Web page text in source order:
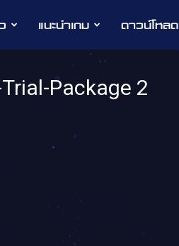
แนะนำเกม ดาวน์โหลด
Package 2